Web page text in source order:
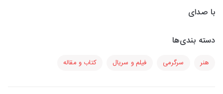
با صدای
دسته بندی‌ها
هنر سرگرمی فیلم و سریال کتاب و مقاله